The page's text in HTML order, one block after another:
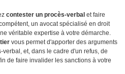
contester un procès-verbal et faire
un avocat spécialisé en droit
véritable expertise à votre démarche.
vous permet d'apporter des arguments
et, dans le cadre d'un refus, de
de faire invalider les sanctions à votre